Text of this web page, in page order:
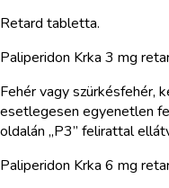
Retard tabletta.
Paliperidon Krka 3 mg
Fehér vagy szürkésfehér,
esetlegesen egyenetlen
oldalán „P3” felirattal
Paliperidon Krka 6 mg